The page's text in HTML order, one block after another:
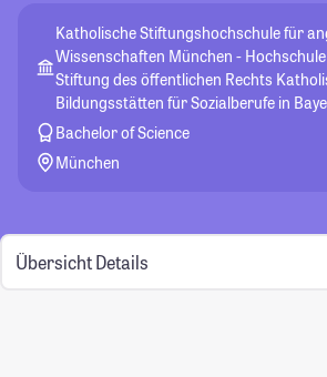
Katholische Stiftungshochschule für
Wissenschaften München -
Stiftung des öffentlichen Rechts
Bildungsstätten für Sozialberufe in
Bachelor of Science
München
Übersicht Details